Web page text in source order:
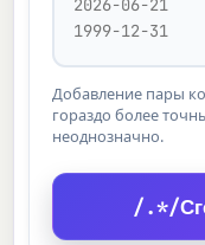
Добавление пары
гораздо более
неоднозначно.
/.*/